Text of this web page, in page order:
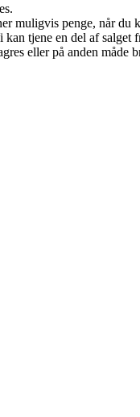
muligvis penge, når du
tjene en del af salget
eller på anden